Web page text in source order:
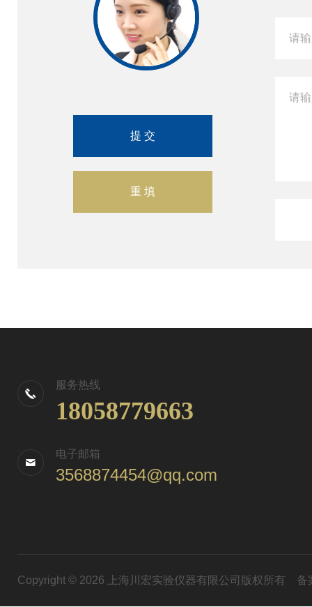
服务热线
18058779663
电子邮箱
3568874454@qq.com
Copyright © 2026 上海川宏实验仪器有限公司版权所有 备